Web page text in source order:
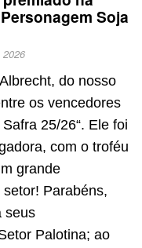
Soja
do nosso
os vencedores
25/26“. Ele foi
com o troféu
grande
Parabéns,
seus
Palotina; ao